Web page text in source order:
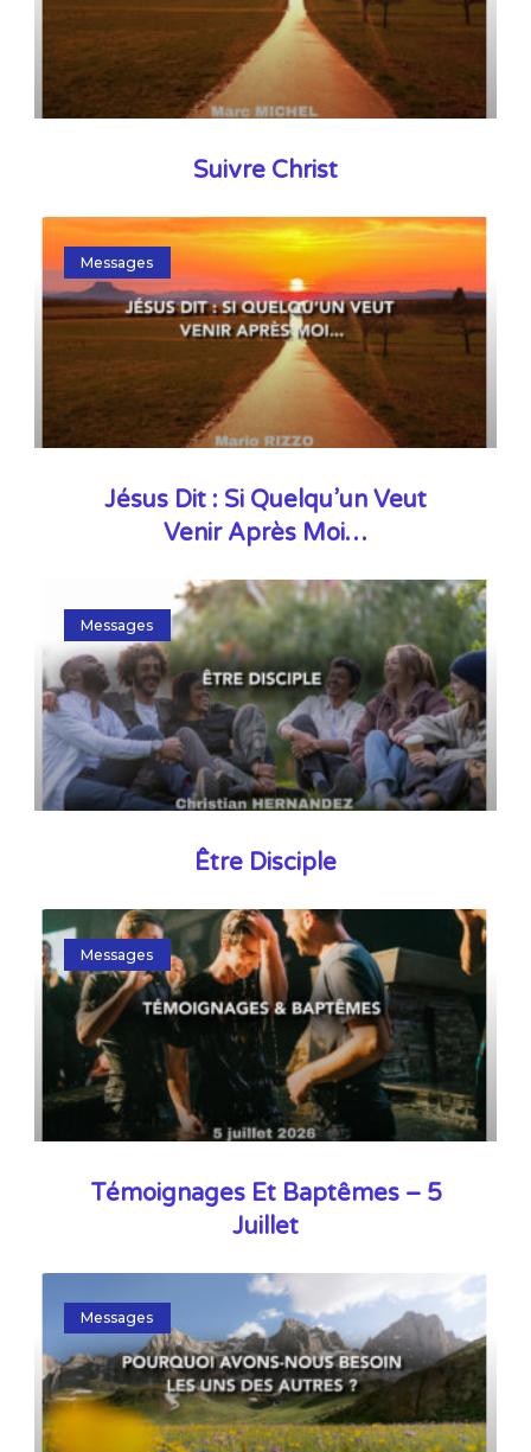
Suivre Christ
Messages
Jésus Dit : Si Quelqu’un Veut
Venir Après Moi…
Messages
Être Disciple
Messages
Témoignages Et Baptêmes – 5
Juillet
Messages